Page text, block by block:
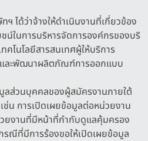
ได้ว่าจ้างให้ดำเนินงานที่เกี่ยวข้อง
น์ในการบริหารจัดการองค์กรของบริ
คโนโลยีสารสนเทศผู้ให้บริการ
และพัฒนาผลิตภัณฑ์การออกแบบ
ลส่วนบุคคลของผู้สมัครงานภายใต้
น การเปิดเผยข้อมูลต่อหน่วยงาน
ยงานที่มีหน้าที่กำกับดูแลคุ้มครอง
ณีที่มีการร้องขอให้เปิดเผยข้อมูล